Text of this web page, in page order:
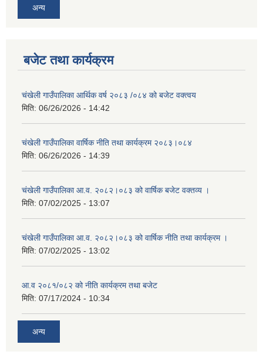
अन्य
बजेट तथा कार्यक्रम
चंखेली गाउँपालिका आर्थिक वर्ष २०८३ /०८४ को बजेट वक्त्वय
मिति: 06/26/2026 - 14:42
चंखेली गाउँपालिका वार्षिक नीति तथा कार्यक्रम २०८३।०८४
मिति: 06/26/2026 - 14:39
चंखेली गाउँपालिका आ.व. २०८२।०८३ को वार्षिक बजेट वक्तव्य ।
मिति: 07/02/2025 - 13:07
चंखेली गाउँपालिका आ.व. २०८२।०८३ को वार्षिक नीति तथा कार्यक्रम ।
मिति: 07/02/2025 - 13:02
आ.व २०८१/०८२ को नीति कार्यक्रम तथा बजेट
मिति: 07/17/2024 - 10:34
अन्य